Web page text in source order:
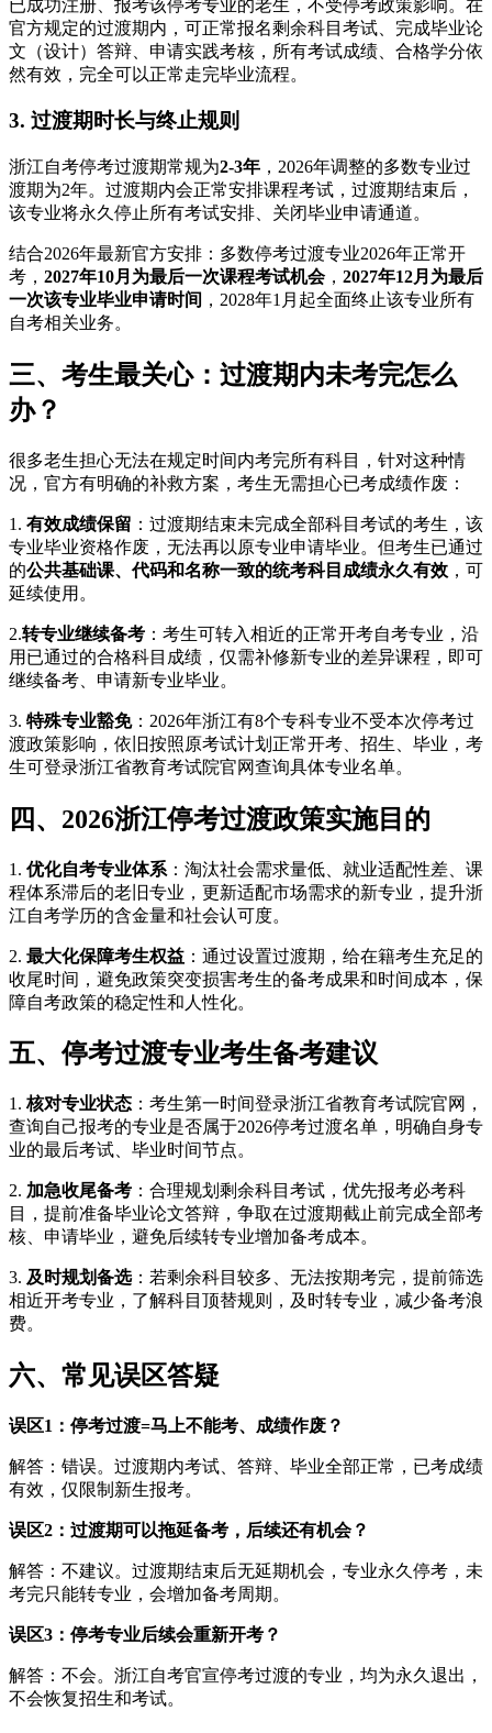
已成功注册、报考该停考专业的老生，不受停考政策影响。在
官方规定的过渡期内，可正常报名剩余科目考试、完成毕业论
文（设计）答辩、申请实践考核，所有考试成绩、合格学分依
然有效，完全可以正常走完毕业流程。
3. 过渡期时长与终止规则
浙江自考停考过渡期常规为2-3年 ，2026年调整的多数专业过
渡期为2年。过渡期内会正常安排课程考试，过渡期结束后，
该专业将永久停止所有考试安排、关闭毕业申请通道。
结合2026年最新官方安排：多数停考过渡专业2026年正常开
考， 2027年10月为最后一次课程考试机会， 2027年12月为最后
一次该专业毕业申请时间 ，2028年1月起全面终止该专业所有
自考相关业务。
三、考生最关心：过渡期内未考完怎么
办？
很多老生担心无法在规定时间内考完所有科目，针对这种情
况，官方有明确的补救方案，考生无需担心已考成绩作废：
1. 有效成绩保留 ：过渡期结束未完成全部科目考试的考生，该
专业毕业资格作废，无法再以原专业申请毕业。但考生已通过
的公共基础课、代码和名称一致的统考科目成绩永久有效 ，可
延续使用。
2.转专业继续备考 ：考生可转入相近的正常开考自考专业，沿
用已通过的合格科目成绩，仅需补修新专业的差异课程，即可
继续备考、申请新专业毕业。
3. 特殊专业豁免：2026年浙江有8个专科专业不受本次停考过
渡政策影响，依旧按照原考试计划正常开考、招生、毕业，考
生可登录浙江省教育考试院官网查询具体专业名单。
四、2026浙江停考过渡政策实施目的
1. 优化自考专业体系 ：淘汰社会需求量低、就业适配性差、课
程体系滞后的老旧专业，更新适配市场需求的新专业，提升浙
江自考学历的含金量和社会认可度。
2. 最大化保障考生权益 ：通过设置过渡期，给在籍考生充足的
收尾时间，避免政策突变损害考生的备考成果和时间成本，保
障自考政策的稳定性和人性化。
五、停考过渡专业考生备考建议
1. 核对专业状态 ：考生第一时间登录浙江省教育考试院官网，
查询自己报考的专业是否属于2026停考过渡名单，明确自身专
业的最后考试、毕业时间节点。
2. 加急收尾备考 ：合理规划剩余科目考试，优先报考必考科
目，提前准备毕业论文答辩，争取在过渡期截止前完成全部考
核、申请毕业，避免后续转专业增加备考成本。
3. 及时规划备选：若剩余科目较多、无法按期考完，提前筛选
相近开考专业，了解科目顶替规则，及时转专业，减少备考浪
费。
六、常见误区答疑
误区1：停考过渡=马上不能考、成绩作废？
解答：错误。过渡期内考试、答辩、毕业全部正常，已考成绩
有效，仅限制新生报考。
误区2：过渡期可以拖延备考，后续还有机会？
解答：不建议。过渡期结束后无延期机会，专业永久停考，未
考完只能转专业，会增加备考周期。
误区3：停考专业后续会重新开考？
解答：不会。浙江自考官宣停考过渡的专业，均为永久退出，
不会恢复招生和考试。